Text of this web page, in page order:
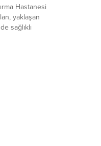
Hastanesi
yaklaşan
sağlıklı
Diyetisyen